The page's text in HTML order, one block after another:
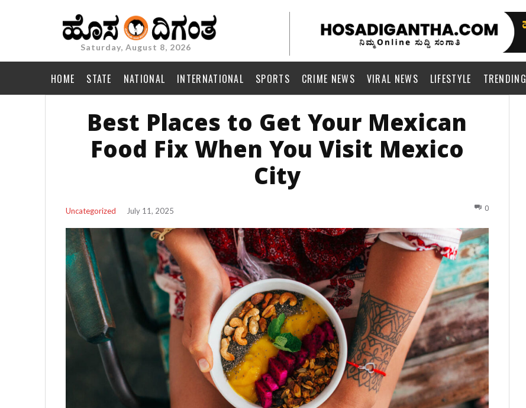
Saturday, August 8, 2026
HOME STATE NATIONAL INTERNATIONAL SPORTS CRIME NEWS VIRAL NEWS LIFESTYLE TRENDING
Best Places to Get Your Mexican
Food Fix When You Visit Mexico
City
Uncategorized July 11, 2025 0